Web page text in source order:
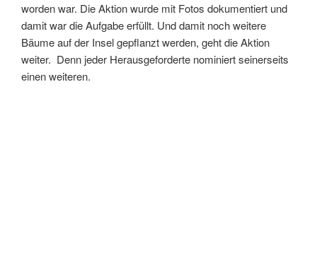
worden war. Die Aktion wurde mit Fotos dokumentiert und
damit war die Aufgabe erfüllt. Und damit noch weitere
Bäume auf der Insel gepflanzt werden, geht die Aktion
weiter. Denn jeder Herausgeforderte nominiert seinerseits
einen weiteren.